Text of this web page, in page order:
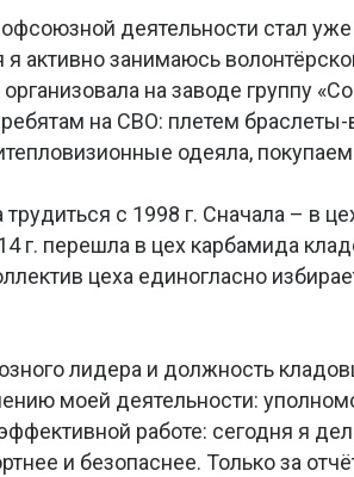
деятельности стал уже
активно занимаюсь
на заводе группу
на СВО: плетем
одеяла, покупаем
трудиться с 1998 г. Сначала – в
г. перешла в цех карбамида
цеха единогласно
лидера и должность
моей деятельности:
работе: сегодня я
и безопаснее. Только за